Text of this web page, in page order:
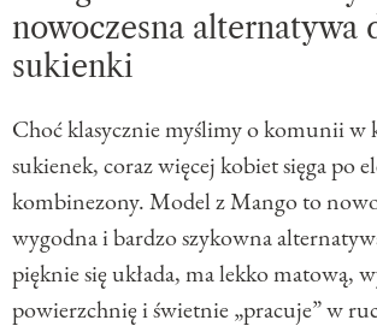
nowoczesna alternatywa
sukienki
Choć klasycznie myślimy o komunii w
sukienek, coraz więcej kobiet sięga po
kombinezony. Model z Mango to
wygodna i bardzo szykowna
pięknie się układa, ma lekko matową,
powierzchnię i świetnie „pracuje” w